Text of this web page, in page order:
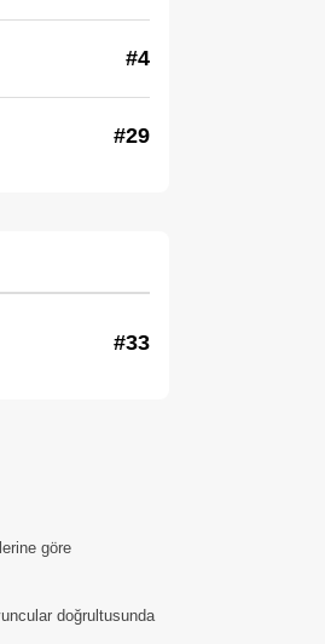
#4
#29
#33
göre
doğrultusunda